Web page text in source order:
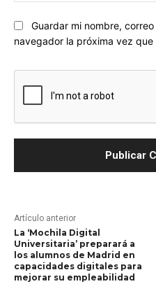
Guardar mi nombre,
navegador la próxima vez que
Artículo anterior
La ‘Mochila Digital
Universitaria’ preparará a
los alumnos de Madrid en
capacidades digitales para
mejorar su empleabilidad